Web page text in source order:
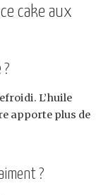
cake aux
L’huile
apporte plus de
?